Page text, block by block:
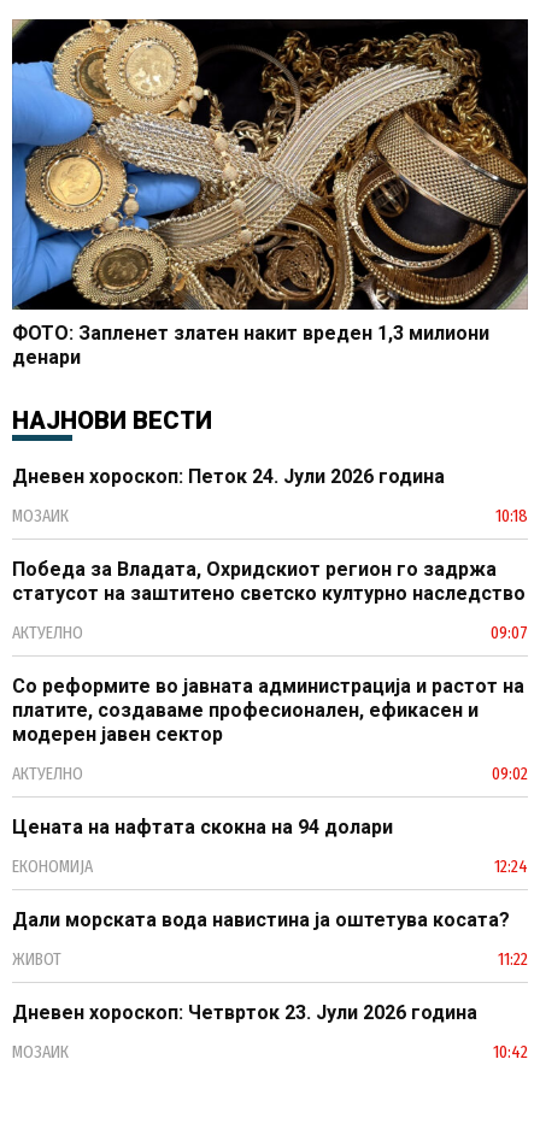
ФОТО: Запленет златен накит вреден 1,3 милиони
денари
НАЈНОВИ ВЕСТИ
Дневен хороскоп: Петок 24. Јули 2026 година
МОЗАИК 10:18
Победа за Владата, Охридскиот регион го задржа
статусот на заштитено светско културно наследство
АКТУЕЛНО 09:07
Со реформите во јавната администрација и растот на
платите, создаваме професионален, ефикасен и
модерен јавен сектор
АКТУЕЛНО 09:02
Цената на нафтата скокна на 94 долари
ЕКОНОМИЈА 12:24
Дали морската вода навистина ја оштетува косата?
ЖИВОТ 11:22
Дневен хороскоп: Четврток 23. Јули 2026 година
МОЗАИК 10:42